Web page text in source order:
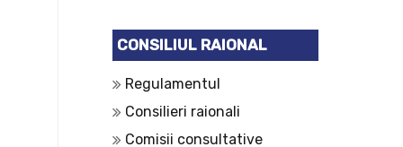
CONSILIUL RAIONAL
Regulamentul
Consilieri raionali
Comisii consultative